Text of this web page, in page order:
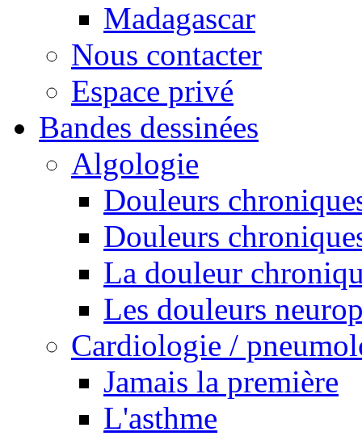
Madagascar
Nous contacter
Espace privé
Bandes dessinées
Algologie
Douleurs
Douleurs
La douleur
Les douleurs
Cardiologie /
Jamais la première
L'asthme